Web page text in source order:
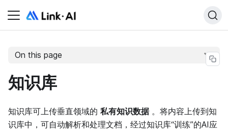
On this page
知识库
知识库可上传垂直领域的 私有知识数据。将内容上传到知
识库中，可自动解析和处理文档，经过知识库“训练”的AI应